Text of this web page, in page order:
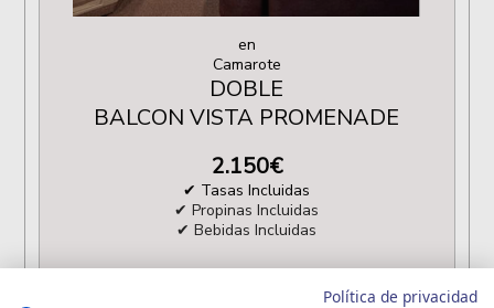
en
Camarote
DOBLE
BALCON VISTA PROMENADE
2.150€
✔ Tasas Incluidas
✔ Propinas Incluidas
✔ Bebidas Incluidas
Política de privacidad